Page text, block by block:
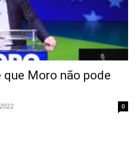
que Moro não pode
0